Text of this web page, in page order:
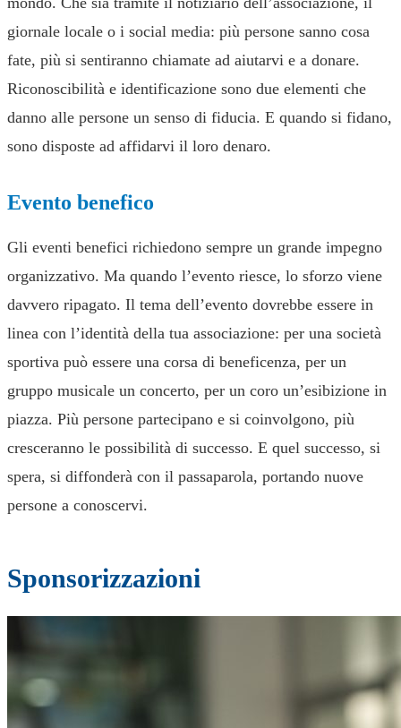
giornale locale o i social media: più persone sanno cosa
fate, più si sentiranno chiamate ad aiutarvi e a donare.
Riconoscibilità e identificazione sono due elementi che
danno alle persone un senso di fiducia. E quando si fidano,
sono disposte ad affidarvi il loro denaro.
Evento benefico
Gli eventi benefici richiedono sempre un grande impegno
organizzativo. Ma quando l’evento riesce, lo sforzo viene
davvero ripagato. Il tema dell’evento dovrebbe essere in
linea con l’identità della tua associazione: per una società
sportiva può essere una corsa di beneficenza, per un
gruppo musicale un concerto, per un coro un’esibizione in
piazza. Più persone partecipano e si coinvolgono, più
cresceranno le possibilità di successo. E quel successo, si
spera, si diffonderà con il passaparola, portando nuove
persone a conoscervi.
Sponsorizzazioni